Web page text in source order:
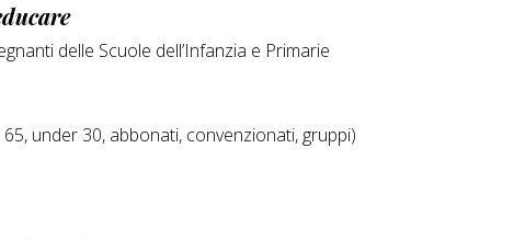
delle Scuole dell’Infanzia e Primarie
under 30, abbonati, convenzionati, gruppi)